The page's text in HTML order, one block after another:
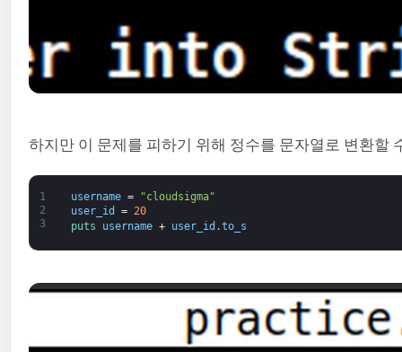
하지만 이 문제를 피하기 위해 정수를 문자열로 변환할
1
2
3
username =
"cloudsigma"
user_id
= 20
puts
username + user_id .to_s